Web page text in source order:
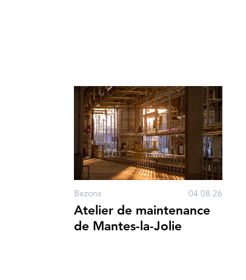
Bezons 04 08 26
Atelier de maintenance
de Mantes-la-Jolie